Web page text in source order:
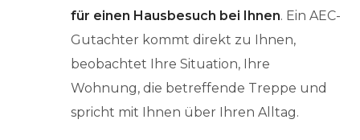
für einen Hausbesuch bei Ihnen. Ein AEC-
Gutachter kommt direkt zu Ihnen,
beobachtet Ihre Situation, Ihre
Wohnung, die betreffende Treppe und
spricht mit Ihnen über Ihren Alltag.